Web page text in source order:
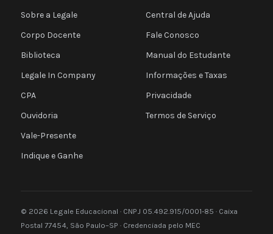
Sobre a Legale
Corpo Docente
Biblioteca
Legale In Company
CPA
Ouvidoria
Vale-Presente
Indique e Ganhe
Central de Ajuda
Fale Conosco
Manual do Estudante
Informações e Taxas
Privacidade
Termos de Serviço
© 2026 Legale Educacional · CNPJ 05.492.915/0001-85 · Caixa
Postal 77454, São Paulo–SP · Credenciada pelo MEC